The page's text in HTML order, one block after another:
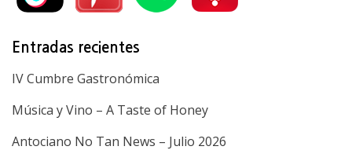
Entradas recientes
IV Cumbre Gastronómica
Música y Vino – A Taste of Honey
Antociano No Tan News – Julio 2026